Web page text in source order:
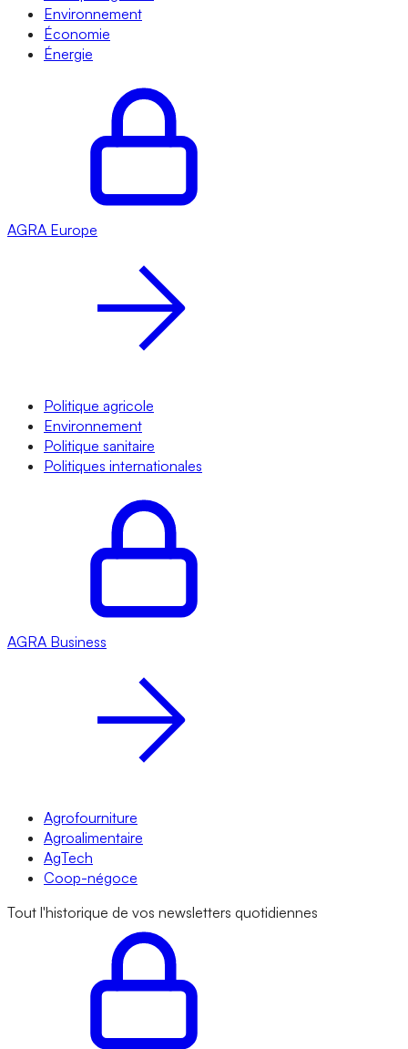
Environnement
Économie
Énergie
AGRA Europe
Politique agricole
Environnement
Politique sanitaire
Politiques internationales
AGRA Business
Agrofourniture
Agroalimentaire
AgTech
Coop-négoce
Tout l'historique de vos newsletters quotidiennes